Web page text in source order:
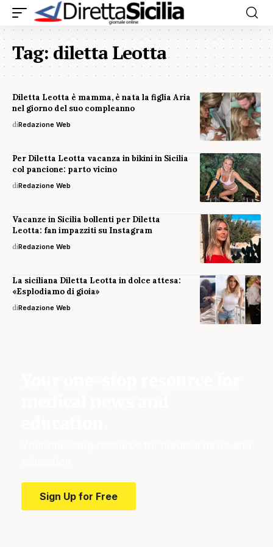
Tag:diletta Leotta
Diletta Leotta è mamma, è nata la figlia Aria
nel giorno del suo compleanno
diRedazione Web
Per Diletta Leotta vacanza in bikini in Sicilia
col pancione: parto vicino
diRedazione Web
Vacanze in Sicilia bollenti per Diletta
Leotta: fan impazziti su Instagram
diRedazione Web
La siciliana Diletta Leotta in dolce attesa:
«Esplodiamo di gioia»
diRedazione Web
Sign Up for Free